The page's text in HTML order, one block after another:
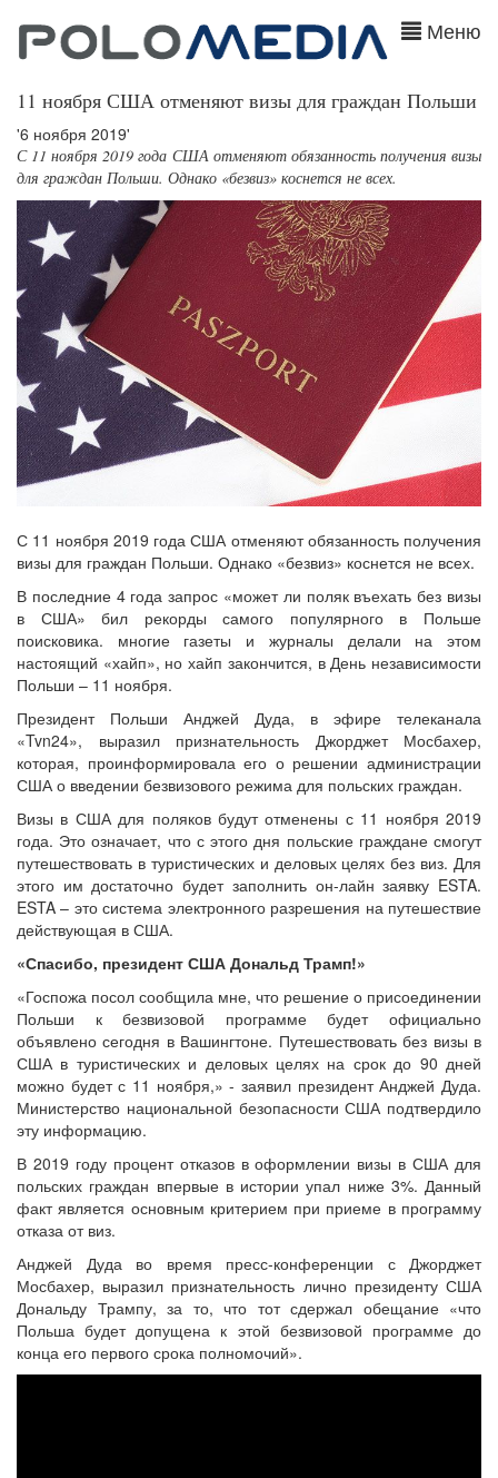
Меню
11 ноября США отменяют визы для граждан Польши
'6 ноября 2019'
С 11 ноября 2019 года США отменяют обязанность получения визы
для граждан Польши. Однако «безвиз» коснется не всех.
С 11 ноября 2019 года США отменяют обязанность получения
визы для граждан Польши. Однако «безвиз» коснется не всех.
В последние 4 года запрос «может ли поляк въехать без визы
в США» бил рекорды самого популярного в Польше
поисковика. многие газеты и журналы делали на этом
настоящий «хайп», но хайп закончится, в День независимости
Польши – 11 ноября.
Президент Польши Анджей Дуда, в эфире телеканала
«Tvn24», выразил признательность Джорджет Мосбахер,
которая, проинформировала его о решении администрации
США о введении безвизового режима для польских граждан.
Визы в США для поляков будут отменены с 11 ноября 2019
года. Это означает, что с этого дня польские граждане смогут
путешествовать в туристических и деловых целях без виз. Для
этого им достаточно будет заполнить он-лайн заявку ESTA.
ESTA – это система электронного разрешения на путешествие
действующая в США.
«Спасибо, президент США Дональд Трамп!»
«Госпожа посол сообщила мне, что решение о присоединении
Польши к безвизовой программе будет официально
объявлено сегодня в Вашингтоне. Путешествовать без визы в
США в туристических и деловых целях на срок до 90 дней
можно будет с 11 ноября,» - заявил президент Анджей Дуда.
Министерство национальной безопасности США подтвердило
эту информацию.
В 2019 году процент отказов в оформлении визы в США для
польских граждан впервые в истории упал ниже 3%. Данный
факт является основным критерием при приеме в программу
отказа от виз.
Анджей Дуда во время пресс-конференции с Джорджет
Мосбахер, выразил признательность лично президенту США
Дональду Трампу, за то, что тот сдержал обещание «что
Польша будет допущена к этой безвизовой программе до
конца его первого срока полномочий».